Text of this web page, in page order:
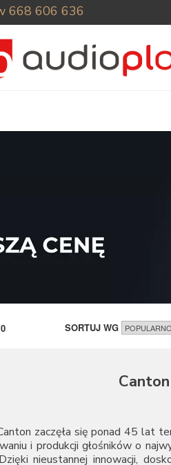
668 606 636
0 SORTUJ WG
zaczęła się ponad 45 lat
i produkcji głośników o
nieustannej innowacji,